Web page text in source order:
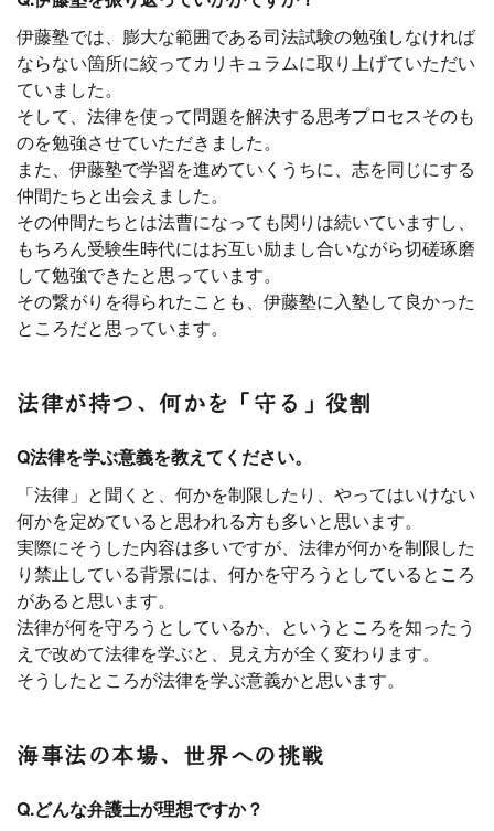
伊藤塾では、膨大な範囲である司法試験の勉強しなければ
ならない箇所に絞ってカリキュラムに取り上げていただい
ていました。
そして、法律を使って問題を解決する思考プロセスそのも
のを勉強させていただきました。
また、伊藤塾で学習を進めていくうちに、志を同じにする
仲間たちと出会えました。
その仲間たちとは法曹になっても関りは続いていますし、
もちろん受験生時代にはお互い励まし合いながら切磋琢磨
して勉強できたと思っています。
その繋がりを得られたことも、伊藤塾に入塾して良かった
ところだと思っています。
法律が持つ、何かを「守る」役割
Q法律を学ぶ意義を教えてください。
「法律」と聞くと、何かを制限したり、やってはいけない
何かを定めていると思われる方も多いと思います。
実際にそうした内容は多いですが、法律が何かを制限した
り禁止している背景には、何かを守ろうとしているところ
があると思います。
法律が何を守ろうとしているか、というところを知ったう
えで改めて法律を学ぶと、見え方が全く変わります。
そうしたところが法律を学ぶ意義かと思います。
海事法の本場、世界への挑戦
Q.どんな弁護士が理想ですか？